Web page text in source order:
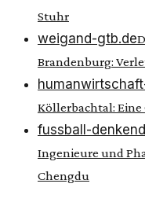
Stuhr
weigand-gtb.de
Brandenburg:
Köllerbachtal:
fussball-
Ingenieure und
Chengdu